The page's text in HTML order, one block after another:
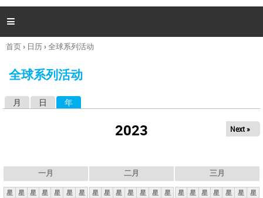

你
这
首页› 日历›全球系列活动
全球系列活动
月 日 年
2023 Next »
一月
星 星 星 星 星 星
星
二月
星 星 星 星 星 星 星
三月
星 星 星 星 星 星 星